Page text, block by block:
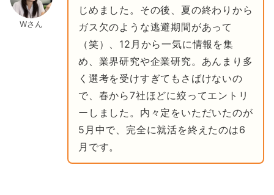
Wさん
じめました。その後、夏の終わりから
ガス欠のような逃避期間があって
（笑）、12月から一気に情報を集
め、業界研究や企業研究。あんまり多
く選考を受けすぎてもさばけないの
で、春から7社ほどに絞ってエントリ
ーしました。内々定をいただいたのが
5月中で、完全に就活を終えたのは6
月です。